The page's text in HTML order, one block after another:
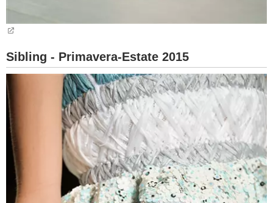
Sibling - Primavera-Estate 2015